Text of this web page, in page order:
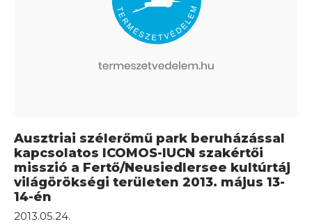
Ausztriai szélerőmű park beruházással
kapcsolatos ICOMOS-IUCN szakértői
misszió a Fertő/Neusiedlersee kultúrtáj
világörökségi területen 2013. május 13-
14-én
2013.05.24.